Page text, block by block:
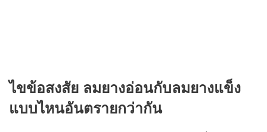
ไขข้อสงสัย ลมยางอ่อนกับลมยางแข็ง
แบบไหนอันตรายกว่ากัน